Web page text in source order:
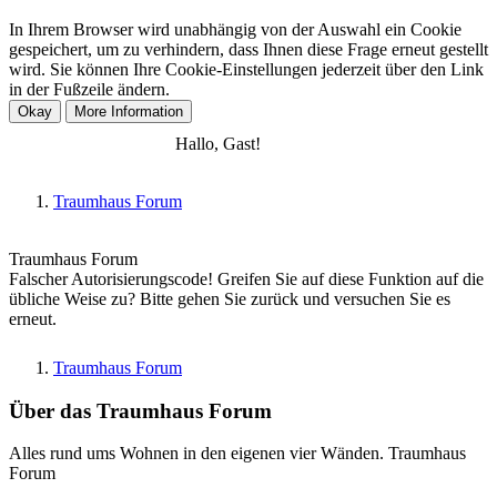
In Ihrem Browser wird unabhängig von der Auswahl ein Cookie
gespeichert, um zu verhindern, dass Ihnen diese Frage erneut gestellt
wird. Sie können Ihre Cookie-Einstellungen jederzeit über den Link
in der Fußzeile ändern.
Hallo, Gast!
Traumhaus Forum
Traumhaus Forum
Falscher Autorisierungscode! Greifen Sie auf diese Funktion auf die
übliche Weise zu? Bitte gehen Sie zurück und versuchen Sie es
erneut.
Traumhaus Forum
Über das Traumhaus Forum
Alles rund ums Wohnen in den eigenen vier Wänden. Traumhaus
Forum